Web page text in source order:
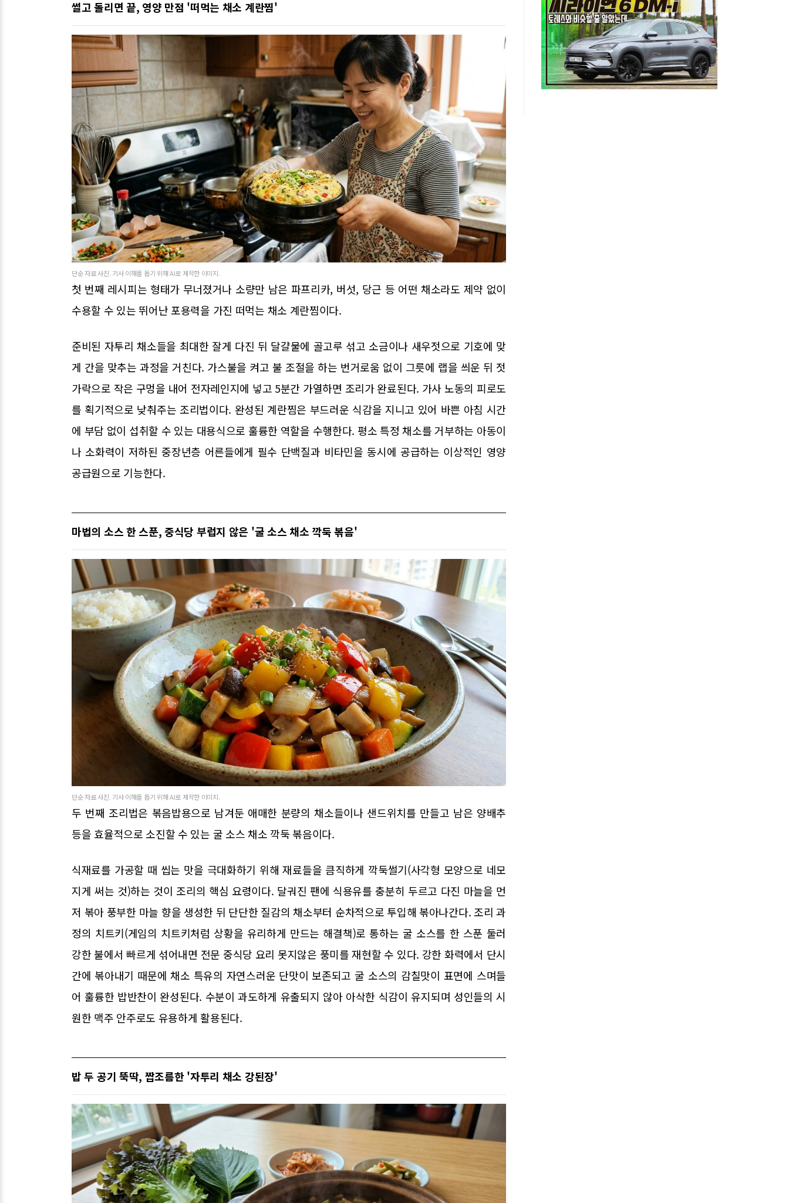
썰고 돌리면 끝, 영양 만점 '떠먹는 채소 계란찜'
단순 자료 사진. 기사 이해를 돕기 위해 AI로 제작한 이미지.
첫 번째 레시피는 형태가 무너졌거나 소량만 남은 파프리카, 버섯, 당근 등 어떤 채소라도 제약 없이
수용할 수 있는 뛰어난 포용력을 가진 떠먹는 채소 계란찜이다.
준비된 자투리 채소들을 최대한 잘게 다진 뒤 달걀물에 골고루 섞고 소금이나 새우젓으로 기호에 맞
게 간을 맞추는 과정을 거친다. 가스불을 켜고 불 조절을 하는 번거로움 없이 그릇에 랩을 씌운 뒤 젓
가락으로 작은 구멍을 내어 전자레인지에 넣고 5분간 가열하면 조리가 완료된다. 가사 노동의 피로도
를 획기적으로 낮춰주는 조리법이다. 완성된 계란찜은 부드러운 식감을 지니고 있어 바쁜 아침 시간
에 부담 없이 섭취할 수 있는 대용식으로 훌륭한 역할을 수행한다. 평소 특정 채소를 거부하는 아동이
나 소화력이 저하된 중장년층 어른들에게 필수 단백질과 비타민을 동시에 공급하는 이상적인 영양
공급원으로 기능한다.
마법의 소스 한 스푼, 중식당 부럽지 않은 '굴 소스 채소 깍둑 볶음'
단순 자료 사진. 기사 이해를 돕기 위해 AI로 제작한 이미지.
두 번째 조리법은 볶음밥용으로 남겨둔 애매한 분량의 채소들이나 샌드위치를 만들고 남은 양배추
등을 효율적으로 소진할 수 있는 굴 소스 채소 깍둑 볶음이다.
식재료를 가공할 때 씹는 맛을 극대화하기 위해 재료들을 큼직하게 깍둑썰기(사각형 모양으로 네모
지게 써는 것)하는 것이 조리의 핵심 요령이다. 달궈진 팬에 식용유를 충분히 두르고 다진 마늘을 먼
저 볶아 풍부한 마늘 향을 생성한 뒤 단단한 질감의 채소부터 순차적으로 투입해 볶아나간다. 조리 과
정의 치트키(게임의 치트키처럼 상황을 유리하게 만드는 해결책)로 통하는 굴 소스를 한 스푼 둘러
강한 불에서 빠르게 섞어내면 전문 중식당 요리 못지않은 풍미를 재현할 수 있다. 강한 화력에서 단시
간에 볶아내기 때문에 채소 특유의 자연스러운 단맛이 보존되고 굴 소스의 감칠맛이 표면에 스며들
어 훌륭한 밥반찬이 완성된다. 수분이 과도하게 유출되지 않아 아삭한 식감이 유지되며 성인들의 시
원한 맥주 안주로도 유용하게 활용된다.
밥 두 공기 뚝딱, 짭조름한 '자투리 채소 강된장'